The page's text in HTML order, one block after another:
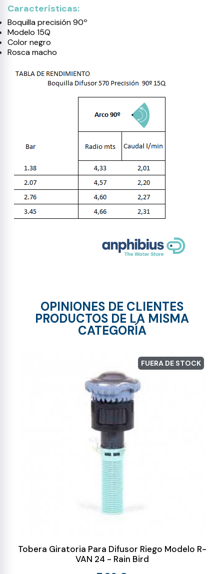
Características:
Boquilla precisión 90º
Modelo 15Q
Color negro
Rosca macho
OPINIONES DE CLIENTES
PRODUCTOS DE LA MISMA
CATEGORÍA
FUERA DE STOCK
Tobera Giratoria Para Difusor Riego Modelo R-
VAN 24 - Rain Bird